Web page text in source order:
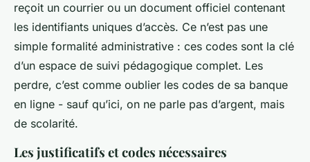
reçoit un courrier ou un document officiel contenant
les identifiants uniques d’accès. Ce n’est pas une
simple formalité administrative : ces codes sont la clé
d’un espace de suivi pédagogique complet. Les
perdre, c’est comme oublier les codes de sa banque
en ligne - sauf qu’ici, on ne parle pas d’argent, mais
de scolarité.
Les justificatifs et codes nécessaires